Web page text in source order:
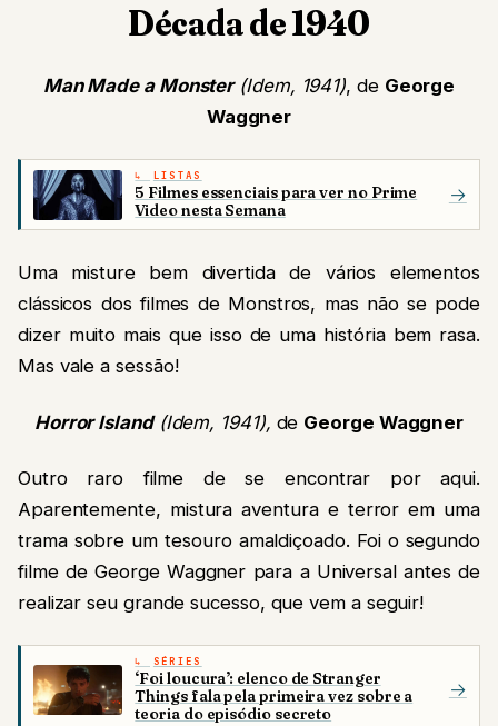
Década de 1940
Man Made a Monster(Idem, 1941), de George
Waggner
LISTAS
5 Filmes essenciais para ver no Prime
Video nesta Semana
→
Uma misture bem divertida de vários elementos
clássicos dos filmes de Monstros, mas não se pode
dizer muito mais que isso de uma história bem rasa.
Mas vale a sessão!
Horror Island(Idem, 1941), de George Waggner
Outro raro filme de se encontrar por aqui.
Aparentemente, mistura aventura e terror em uma
trama sobre um tesouro amaldiçoado. Foi o segundo
filme de George Waggner para a Universal antes de
realizar seu grande sucesso, que vem a seguir!
SÉRIES
‘Foi loucura’: elenco de Stranger
Things fala pela primeira vez sobre a
teoria do episódio secreto
→